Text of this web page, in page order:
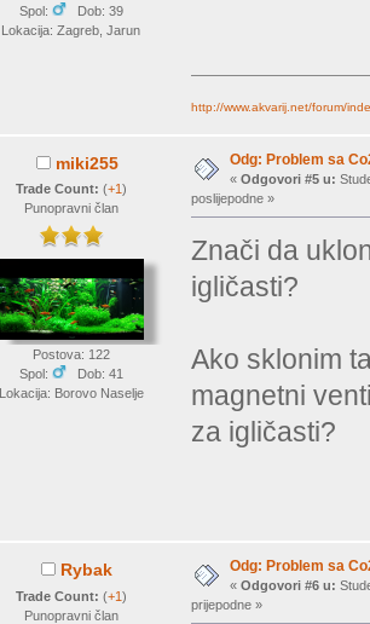
Spol:
Dob: 39
Lokacija: Zagreb, Jarun
http://www.akvarij.net/forum/
miki255
Trade Count: (+1)
Punopravni član
Postova: 122
Spol:
Dob: 41
Lokacija: Borovo Naselje
Odg: Problem sa
« Odgovori #5 u:
poslijepodne »
Znači da
igličasti?
Ako sklonim
magnetni
za igličasti?
Rybak
Trade Count: (+1)
Punopravni član
Odg: Problem sa
« Odgovori #6 u:
prijepodne »